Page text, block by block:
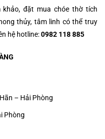
đặt mua chóe thờ tích
thủy, tâm linh có thể truy
hệ hotline:0982 118 885
– Hải Phòng
Phòng